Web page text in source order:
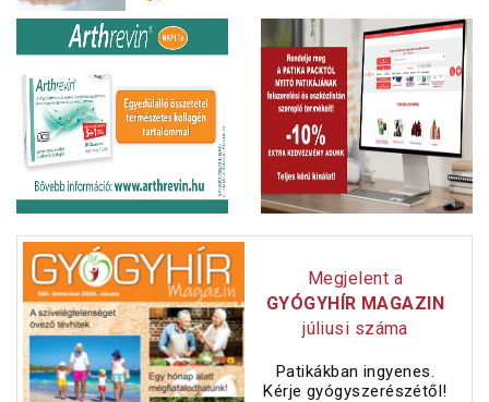
Megjelent a
GYÓGYHÍR MAGAZIN
júliusi száma
Patikákban ingyenes.
Kérje gyógyszerészétől!